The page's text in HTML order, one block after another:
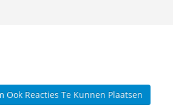
Ook Reacties Te Kunnen Plaatsen